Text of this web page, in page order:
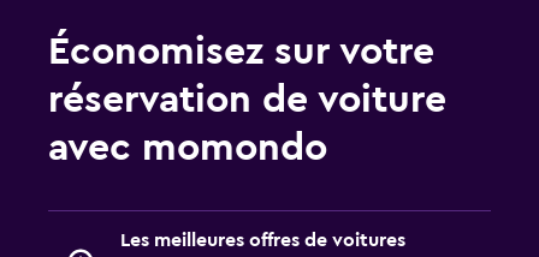
Économisez sur votre
réservation de voiture
avec momondo
Les meilleures offres de voitures